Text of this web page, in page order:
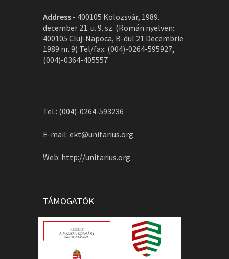
Address - 400105 Kolozsvár, 1989.
december 21. u. 9. sz. (Román nyelven:
400105 Cluj-Napoca, B-dul 21 Decembrie
1989 nr. 9) Tel/fax: (004)-0264-595927,
(004)-0364-405557
Tel.: (004)-0264-593236
E-mail: ekt@unitarius.org
Web: http://unitarius.org
TÁMOGATÓK